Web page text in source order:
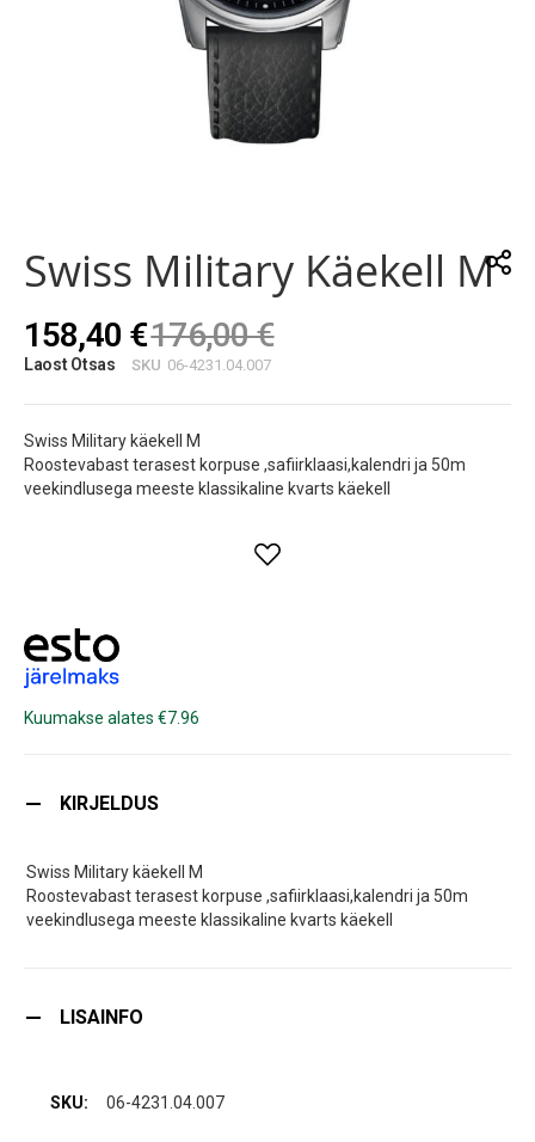
beginning
of
images
gallery
Swiss Military Käekell M
158,40 €176,00 €
Laost Otsas SKU 06-4231.04.007
Swiss Military käekell M
Roostevabast terasest korpuse ,safiirklaasi,kalendri ja 50m
veekindlusega meeste klassikaline kvarts käekell
Kuumakse alates €7.96
KIRJELDUS
Swiss Military käekell M
Roostevabast terasest korpuse ,safiirklaasi,kalendri ja 50m
veekindlusega meeste klassikaline kvarts käekell
LISAINFO
06-4231.04.007